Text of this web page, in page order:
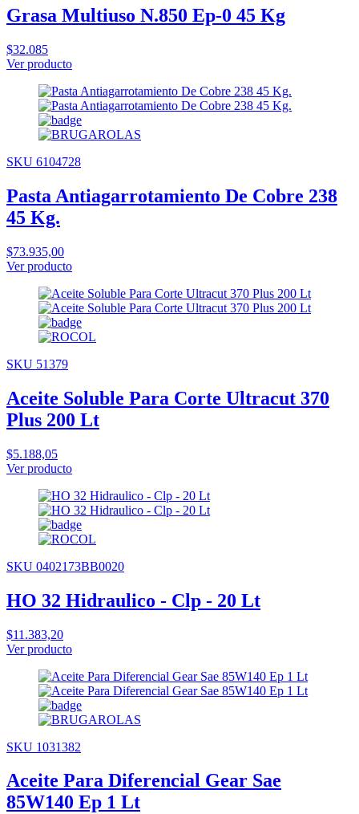
Grasa Multiuso N.850 Ep-0 45 Kg
$32.085
Ver producto
SKU 6104728
Pasta Antiagarrotamiento De Cobre 238
45 Kg.
$73.935,00
Ver producto
SKU 51379
Aceite Soluble Para Corte Ultracut 370
Plus 200 Lt
$5.188,05
Ver producto
SKU 0402173BB0020
HO 32 Hidraulico - Clp - 20 Lt
$11.383,20
Ver producto
SKU 1031382
Aceite Para Diferencial Gear Sae
85W140 Ep 1 Lt